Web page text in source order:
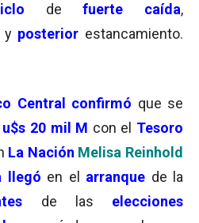
defuerte caída,
y posterior estancamiento.
Central confirmó que se
u$s 20 mil M con el Tesoro
La Nación Melisa Reinhold
llegó en el arranque de la
de las elecciones